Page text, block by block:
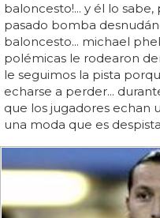
baloncesto!... y él lo
pasado bomba
baloncesto... michael
polémicas le rodearon
le seguimos la pista
echarse a perder...
que los jugadores echan
una moda que es